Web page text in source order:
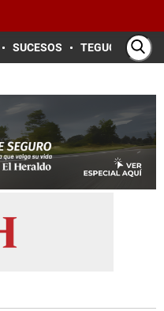
SUCESOS TEGUCIGALPA